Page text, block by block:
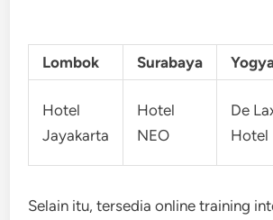
Lombok Surabaya
Hotel
Jayakarta
Hotel
NEO
De
Hotel
Selain itu, tersedia online training